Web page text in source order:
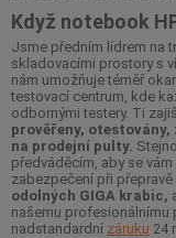
Když notebook
Jsme předním lídrem na
skladovacími prostory s
nám umožňuje téměř
testovací centrum, kde
odbornými testery. Ti
prověřeny,
na prodejní pulty.
předváděcím, aby se
zabezpečení při
odolných GIGA krabic,
našemu profesionálnímu
nadstandardní záruku 24